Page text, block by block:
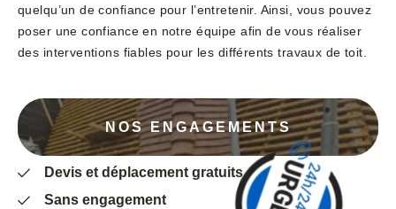
quelqu’un de confiance pour l’entretenir. Ainsi, vous pouvez
poser une confiance en notre équipe afin de vous réaliser
des interventions fiables pour les différents travaux de toit.
NOS ENGAGEMENTS
Devis et déplacement gratuits
Sans engagement